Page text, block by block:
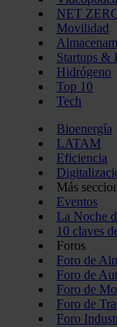
NET
Movilidad
Startups &
Hidrógeno
Top 10
Tech
Bioenergía
LATAM
Eficiencia
Más
Eventos
La Noche
10 claves
Foros
Foro de
Foro de
Foro de
Foro de
Foro